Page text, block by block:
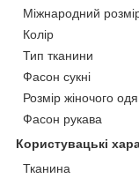
Міжнародний
Колір
Тип тканини
Фасон сукні
Розмір жіночого
Фасон рукава
Користувацькі
Тканина